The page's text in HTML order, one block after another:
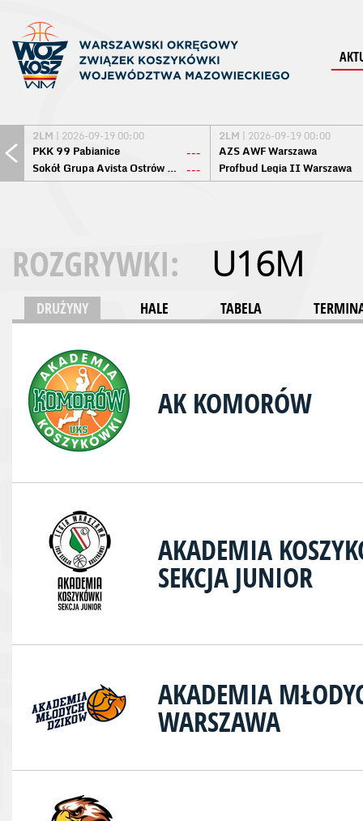
2LM | 2026-09-19 00:00
PKK 99 Pabianice
---
Sokół Grupa Avista Ostrów Maz. ---
2LM | 2026-09-19 00:00
AZS AWF Warszawa
Profbud Legia II Warszawa
ROZGRYWKI: U16M
DRUŻYNY HALE TABELA
AK KOMORÓW
AKADEMIA
SEKCJA JUNIOR
AKADEMIA
WARSZAWA